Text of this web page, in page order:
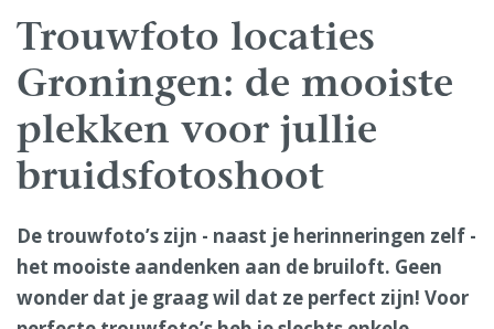
Trouwfoto locaties
Groningen: de mooiste
plekken voor jullie
bruidsfotoshoot
De trouwfoto’s zijn - naast je herinneringen zelf -
het mooiste aandenken aan de bruiloft. Geen
wonder dat je graag wil dat ze perfect zijn! Voor